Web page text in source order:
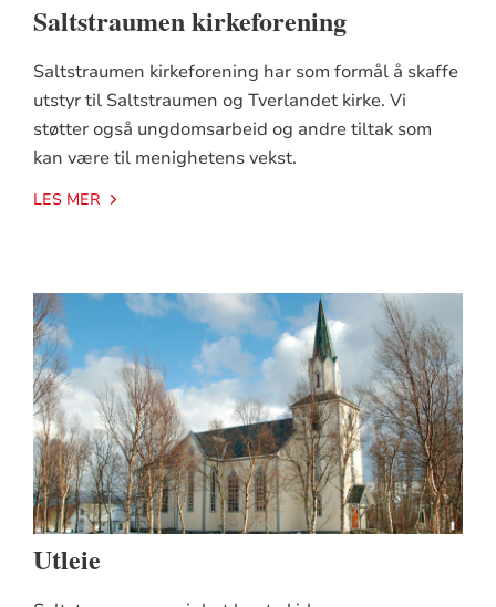
Saltstraumen kirkeforening
Saltstraumen kirkeforening har som formål å skaffe
utstyr til Saltstraumen og Tverlandet kirke. Vi
støtter også ungdomsarbeid og andre tiltak som
kan være til menighetens vekst.
LES MER
Utleie